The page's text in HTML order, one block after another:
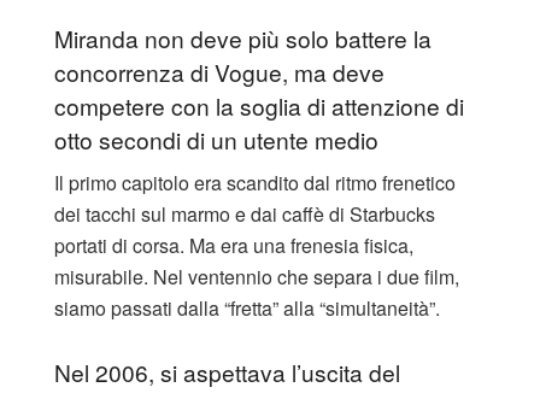
Miranda non deve più solo battere la
concorrenza di Vogue, ma deve
competere con la soglia di attenzione di
otto secondi di un utente medio
​Il primo capitolo era scandito dal ritmo frenetico
dei tacchi sul marmo e dai caffè di Starbucks
portati di corsa. Ma era una frenesia fisica,
misurabile. Nel ventennio che separa i due film,
siamo passati dalla “fretta” alla “simultaneità”.
​Nel 2006, si aspettava l’uscita del